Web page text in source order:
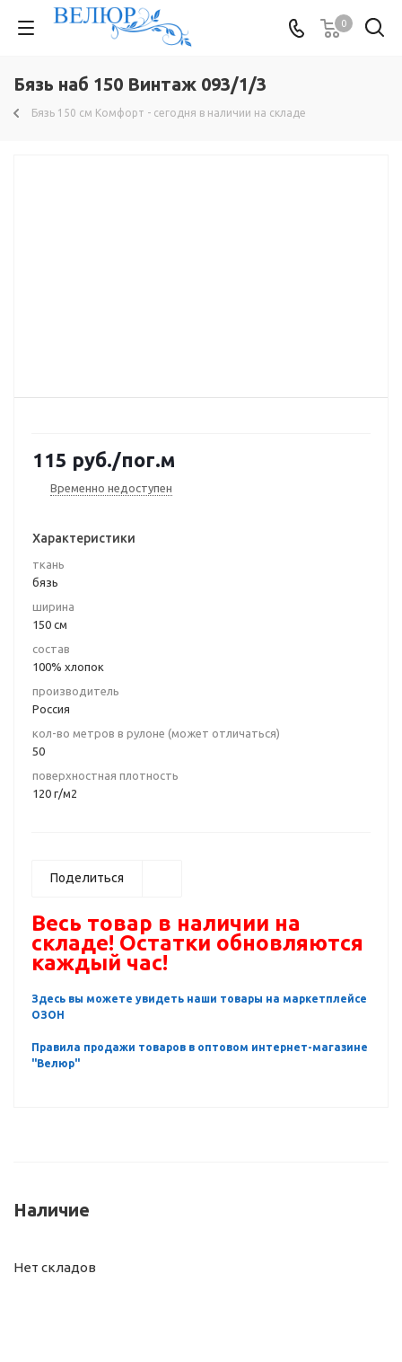
0
Бязь наб 150 Винтаж 093/1/3
Бязь 150 см Комфорт - сегодня в наличии на складе
115 руб./пог.м
Временно недоступен
Характеристики
ткань
бязь
ширина
150 см
состав
100% хлопок
производитель
Россия
кол-во метров в рулоне (может отличаться)
50
поверхностная плотность
120 г/м2
Поделиться
Весь товар в наличии на
складе! Остатки обновляются
каждый час!
Здесь вы можете увидеть наши товары на маркетплейсе
ОЗОН
Правила продажи товаров в оптовом интернет-магазине
"Велюр"
Наличие
Нет складов